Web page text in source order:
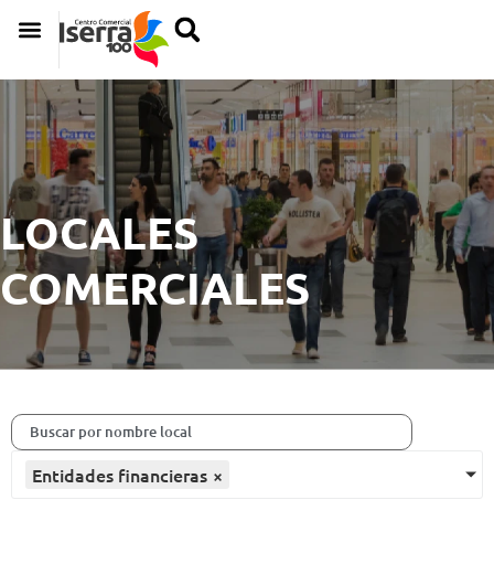
LOCALES
COMERCIALES
Entidades financieras ×